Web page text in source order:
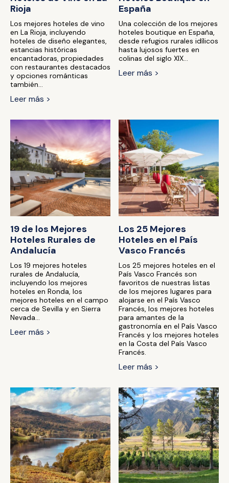
Rioja
Los mejores hoteles de vino
en La Rioja, incluyendo
hoteles de diseño elegantes,
estancias históricas
encantadoras, propiedades
con restaurantes destacados
y opciones románticas
también...
Leer más >
España
Una colección de los mejores
hoteles boutique en España,
desde refugios rurales idílicos
hasta lujosos fuertes en
colinas del siglo XIX...
Leer más >
19 de los Mejores
Hoteles Rurales de
Andalucía
Los 19 mejores hoteles
rurales de Andalucía,
incluyendo los mejores
hoteles en Ronda, los
mejores hoteles en el campo
cerca de Sevilla y en Sierra
Nevada...
Leer más >
Los 25 Mejores
Hoteles en el País
Vasco Francés
Los 25 mejores hoteles en el
País Vasco Francés son
favoritos de nuestras listas
de los mejores lugares para
alojarse en el País Vasco
Francés, los mejores hoteles
para amantes de la
gastronomía en el País Vasco
Francés y los mejores hoteles
en la Costa del País Vasco
Francés.
Leer más >